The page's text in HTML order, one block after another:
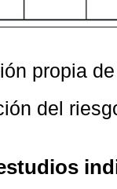
propia
del